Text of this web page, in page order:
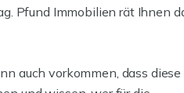
Pfund Immobilien rät Ihnen
auch vorkommen, dass diese